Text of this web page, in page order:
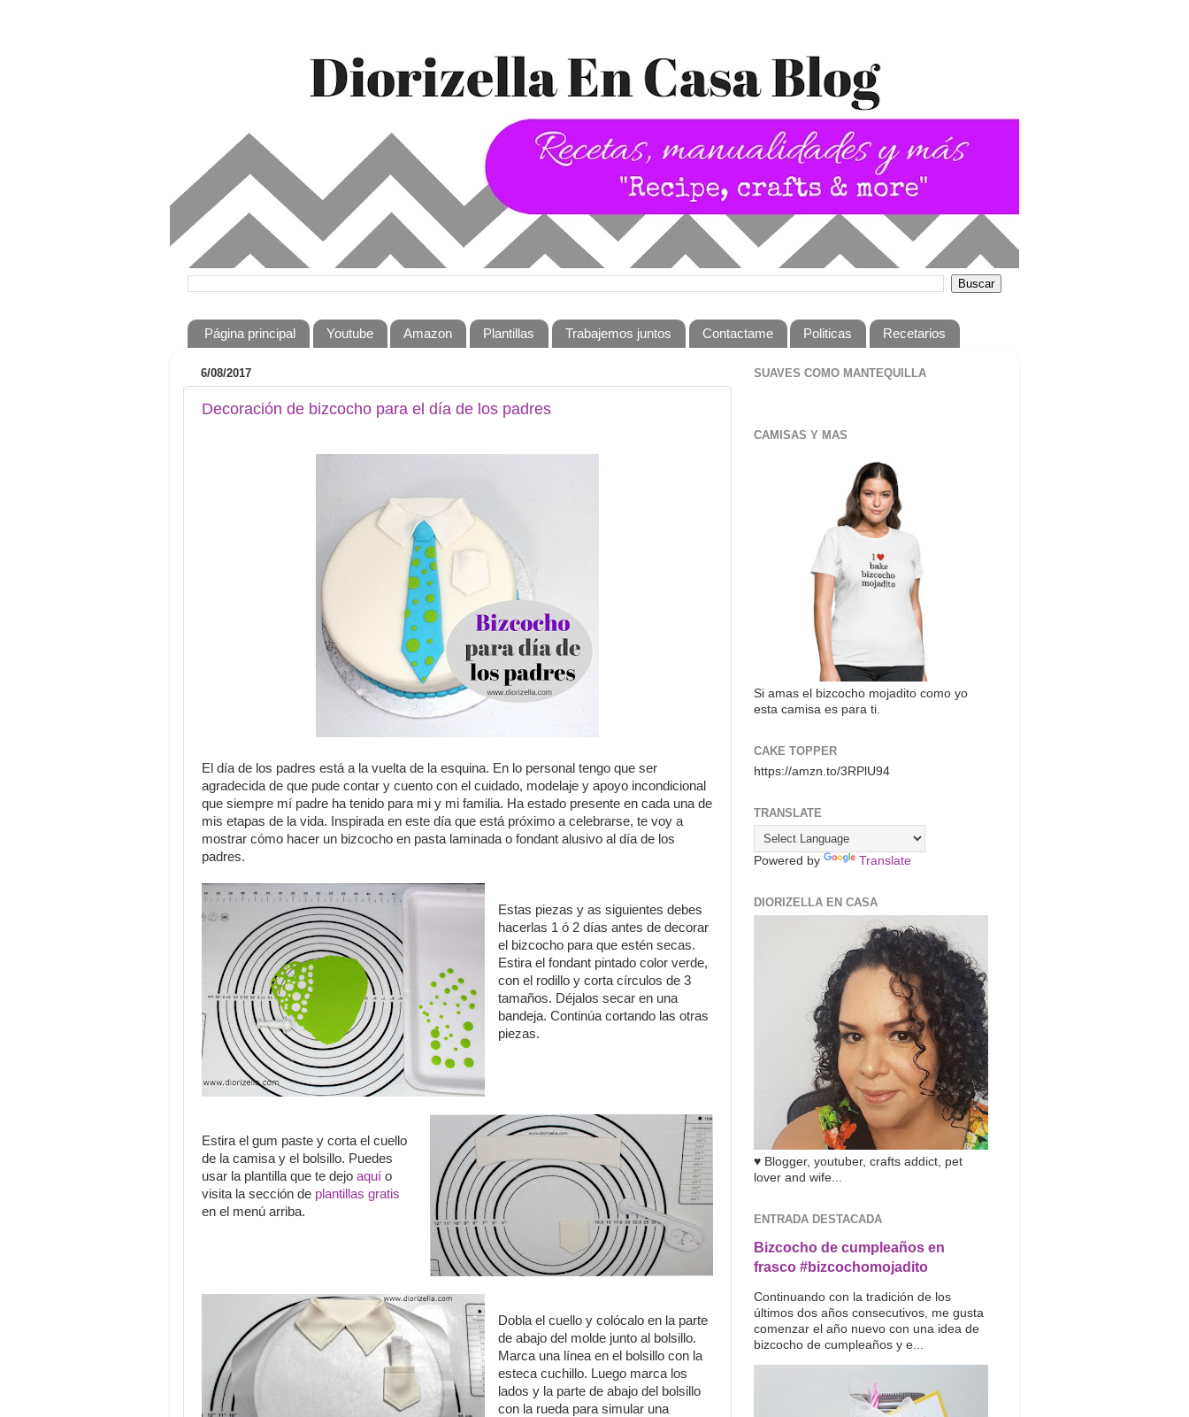
Página principal Youtube Amazon Plantillas Trabajemos juntos Contactame Politicas Recetarios
6/08/2017
Decoración de bizcocho para el día de los padres
El día de los padres está a la vuelta de la esquina. En lo personal tengo que ser
agradecida de que pude contar y cuento con el cuidado, modelaje y apoyo incondicional
que siempre mí padre ha tenido para mi y mi familia. Ha estado presente en cada una de
mis etapas de la vida. Inspirada en este día que está próximo a celebrarse, te voy a
mostrar cómo hacer un bizcocho en pasta laminada o fondant alusivo al día de los
padres.
Estas piezas y as siguientes debes
hacerlas 1 ó 2 días antes de decorar
el bizcocho para que estén secas.
Estira el fondant pintado color verde,
con el rodillo y corta círculos de 3
tamaños. Déjalos secar en una
bandeja. Continúa cortando las otras
piezas.
Estira el gum paste y corta el cuello
de la camisa y el bolsillo. Puedes
usar la plantilla que te dejo aquí o
visita la sección de plantillas gratis
en el menú arriba.
Dobla el cuello y colócalo en la parte
de abajo del molde junto al bolsillo.
Marca una línea en el bolsillo con la
esteca cuchillo. Luego marca los
lados y la parte de abajo del bolsillo
con la rueda para simular una
SUAVES COMO MANTEQUILLA
CAMISAS Y MAS
Si amas el bizcocho mojadito como yo
esta camisa es para ti.
CAKE TOPPER
https://amzn.to/3RPlU94
TRANSLATE
Powered by Translate
DIORIZELLA EN CASA
♥ Blogger, youtuber, crafts addict, pet
lover and wife...
ENTRADA DESTACADA
Bizcocho de cumpleaños en
frasco #bizcochomojadito
Continuando con la tradición de los
últimos dos años consecutivos, me gusta
comenzar el año nuevo con una idea de
bizcocho de cumpleaños y e...